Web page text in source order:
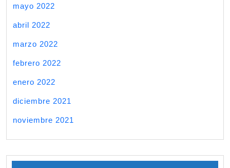
mayo 2022
abril 2022
marzo 2022
febrero 2022
enero 2022
diciembre 2021
noviembre 2021